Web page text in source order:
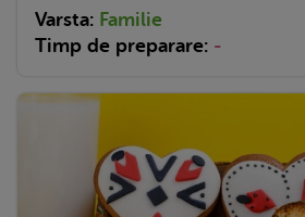
Varsta: Familie
Timp de preparare: -